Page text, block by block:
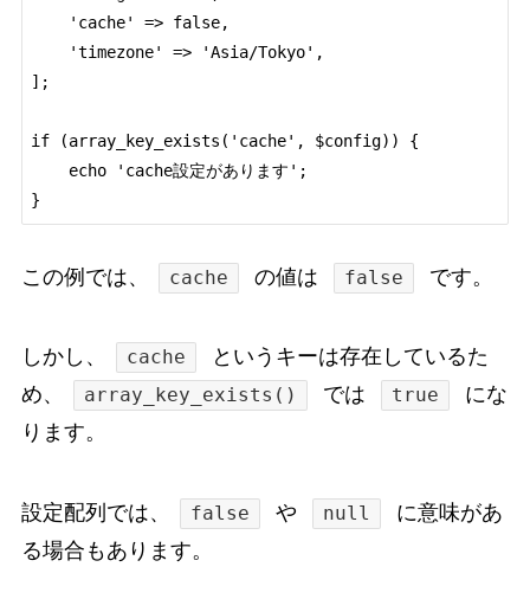
];
if (array_key_exists('cache', $config)) {
この例では、 cache の値は false です。
しかし、 cache
というキーは存在しているた
め、
array_key_exists() では true
にな
ります。
設定配列では、 false や null
に意味があ
る場合もあります。